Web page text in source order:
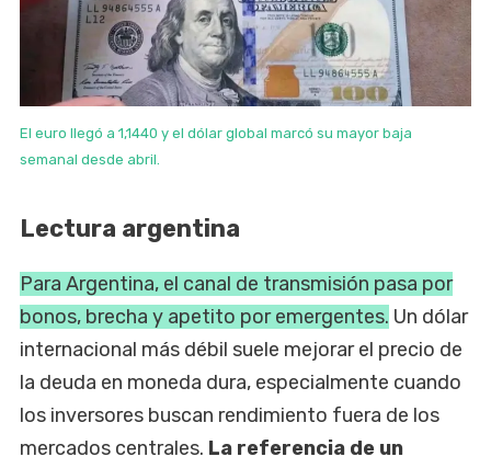
El euro llegó a 1,1440 y el dólar global marcó su mayor baja
semanal desde abril.
Lectura argentina
Para Argentina, el canal de transmisión pasa por
bonos, brecha y apetito por emergentes. Un dólar
internacional más débil suele mejorar el precio de
la deuda en moneda dura, especialmente cuando
los inversores buscan rendimiento fuera de los
mercados centrales. La referencia de un